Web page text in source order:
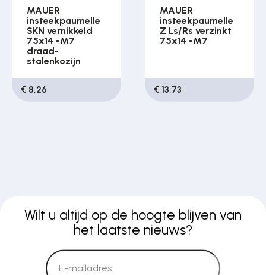
MAUER
insteekpaumelle
SKN vernikkeld
75x14 -M7
draad-
stalenkozijn
€ 8,26
MAUER
insteekpaumelle
Z Ls/Rs verzinkt
75x14 -M7
€ 13,73
Wilt u altijd op de hoogte blijven van
het laatste nieuws?